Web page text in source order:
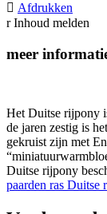
 Afdrukken
r Inhoud melden
meer
Het Duitse rijpony
de jaren zestig is
gekruist zijn met
Duitse rijpony
paarden ras Duitse